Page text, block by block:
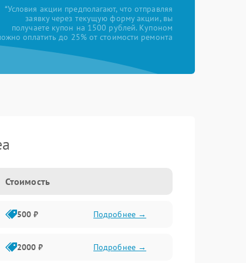
*Условия акции предполагают, что отправляя
заявку через текущую форму акции, вы
получаете купон на 1500 рублей. Купоном
оплатить до 25% от стоимости ремонта
Стоимость
500 ₽ Подробнее →
2000 ₽ Подробнее →